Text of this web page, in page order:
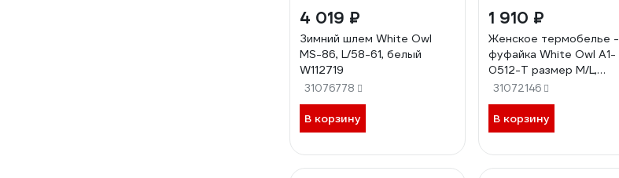
4 019 ₽
Зимний шлем White Owl
MS-86, L/58-61, белый
W112719
31076778
В корзину
1 910 ₽
Женское термобелье -
фуфайка White Owl A1-
0512-T размер M/L,
красный W112779
31072146
В корзину